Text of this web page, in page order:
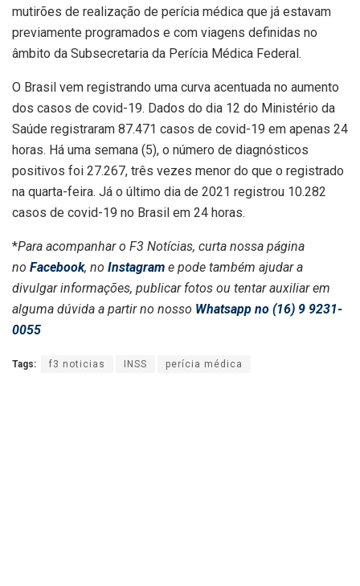
mutirões de realização de perícia médica que já estavam
previamente programados e com viagens definidas no
âmbito da Subsecretaria da Perícia Médica Federal.
O Brasil vem registrando uma curva acentuada no aumento
dos casos de covid-19. Dados do dia 12 do Ministério da
Saúde registraram 87.471 casos de covid-19 em apenas 24
horas. Há uma semana (5), o número de diagnósticos
positivos foi 27.267, três vezes menor do que o registrado
na quarta-feira. Já o último dia de 2021 registrou 10.282
casos de covid-19 no Brasil em 24 horas.
*Para acompanhar o F3 Notícias, curta nossa página
no Facebook, no Instagram e pode também ajudar a
divulgar informações, publicar fotos ou tentar auxiliar em
alguma dúvida a partir no nosso Whatsapp no (16) 9 9231-
0055
Tags: f3 noticias INSS perícia médica